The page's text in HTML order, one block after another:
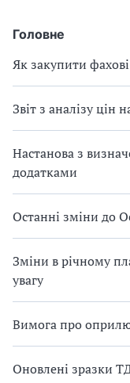
Головне
Як закупити
Звіт з аналізу цін
Настанова з
додатками
Останні зміни до
Зміни в річному
увагу
Вимога про
Оновлені зразки